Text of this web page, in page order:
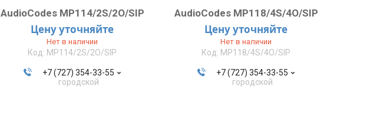
AudioCodes MP114/2S/2O/SIP
Цену уточняйте
Нет в наличии
MP114/2S/2O/SIP
+7 (727) 354-33-55
городской
AudioCodes MP118/4S/4O/SIP
Цену уточняйте
Нет в наличии
MP118/4S/4O/SIP
+7 (727) 354-33-55
городской